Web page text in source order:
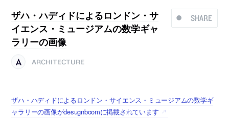
SHARE
ザハ・ハディドによるロンドン・サ
イエンス・ミュージアムの数学ギャ
ラリーの画像
ARCHITECTURE
ザハ・ハディドによるロンドン・サイエンス・ミュージアムの数学ギ
ャラリーの画像がdesugnboomに掲載されています